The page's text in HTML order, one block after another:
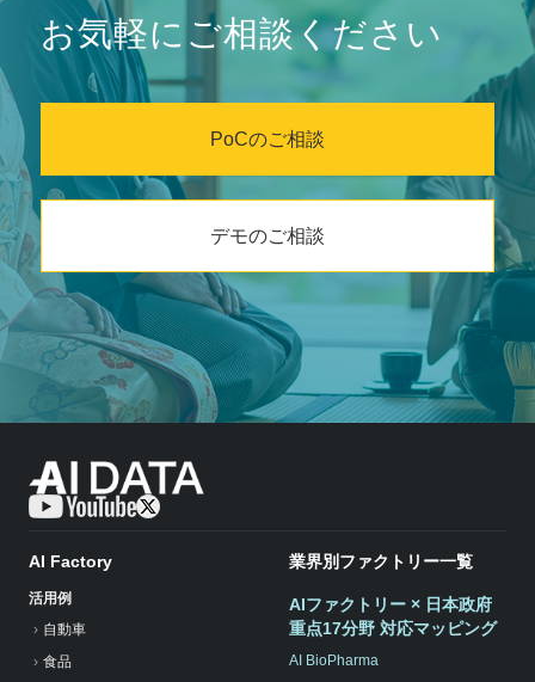
お気軽にご相談ください
PoCのご相談
デモのご相談
AI Factory
活用例
自動車
食品
業界別ファクトリー一覧
AIファクトリー × 日本政府
重点17分野 対応マッピング
AI BioPharma